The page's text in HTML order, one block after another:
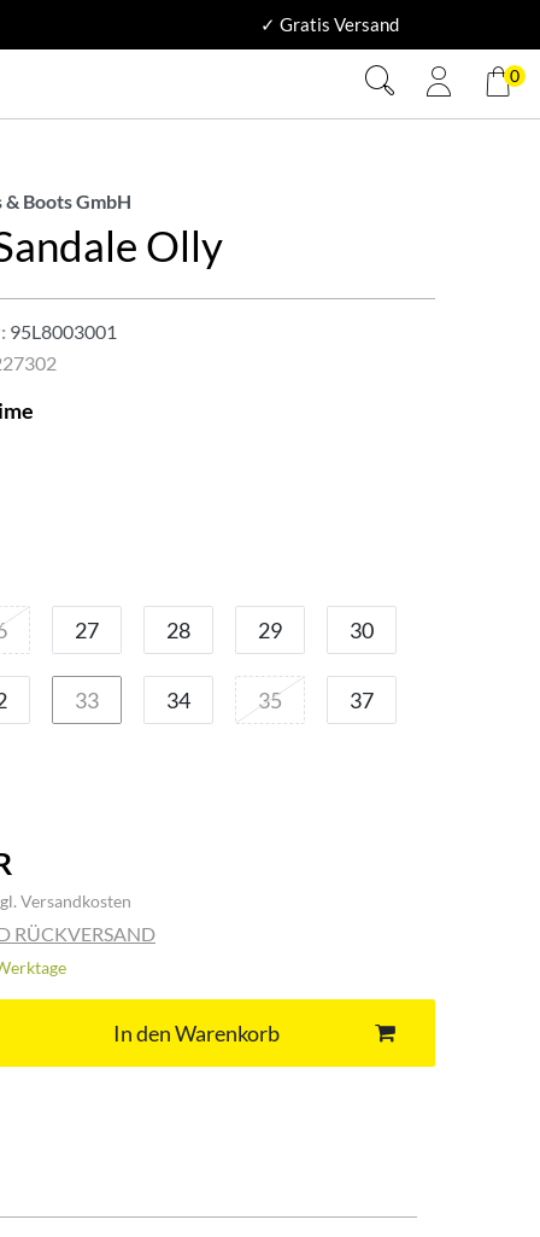
✓ Gratis Versand
0
& Boots GmbH
Olly
95L8003001
27 28 29 30
33 34 35 37
Versandkosten
RÜCKVERSAND
In den Warenkorb